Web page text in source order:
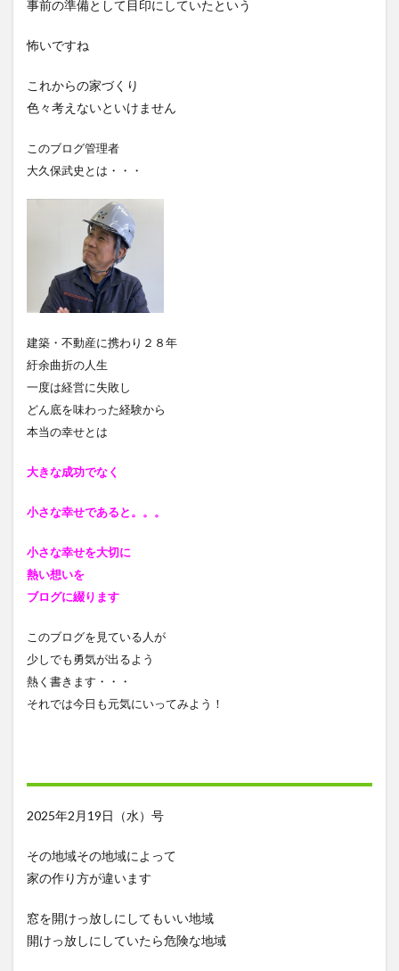
事前の準備として目印にしていたという
怖いですね
これからの家づくり
色々考えないといけません
このブログ管理者
大久保武史とは・・・
建築・不動産に携わり２８年
紆余曲折の人生
一度は経営に失敗し
どん底を味わった経験から
本当の幸せとは
大きな成功でなく
小さな幸せであると。。。
小さな幸せを大切に
熱い想いを
ブログに綴ります
このブログを見ている人が
少しでも勇気が出るよう
熱く書きます・・・
それでは今日も元気にいってみよう！
2025年2月19日（水）号
その地域その地域によって
家の作り方が違います
窓を開けっ放しにしてもいい地域
開けっ放しにしていたら危険な地域